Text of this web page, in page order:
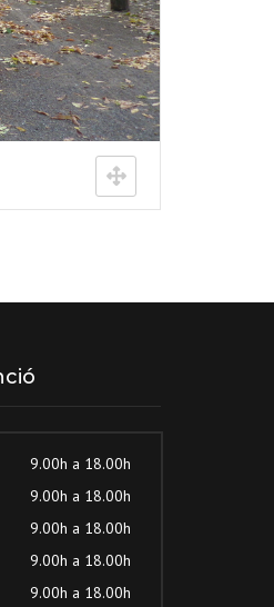
9.00h a 18.00h
9.00h a 18.00h
9.00h a 18.00h
9.00h a 18.00h
9.00h a 18.00h